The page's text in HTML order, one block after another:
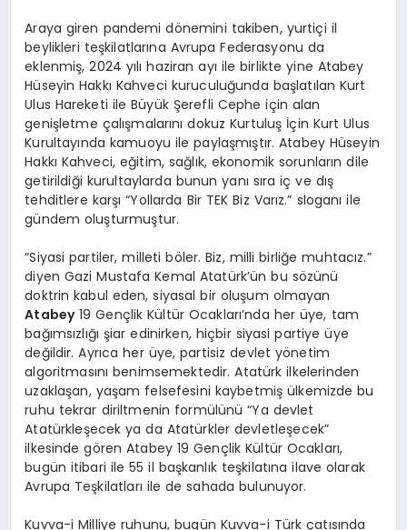
Araya giren pandemi dönemini takiben, yurtiçi il
beylikleri teşkilatlarına Avrupa Federasyonu da
eklenmiş, 2024 yılı haziran ayı ile birlikte yine Atabey
Hüseyin Hakkı Kahveci kuruculuğunda başlatılan Kurt
Ulus Hareketi ile Büyük Şerefli Cephe için alan
genişletme çalışmalarını dokuz Kurtuluş İçin Kurt Ulus
Kurultayında kamuoyu ile paylaşmıştır. Atabey Hüseyin
Hakkı Kahveci, eğitim, sağlık, ekonomik sorunların dile
getirildiği kurultaylarda bunun yanı sıra iç ve dış
tehditlere karşı “Yollarda Bir TEK Biz Varız.” sloganı ile
gündem oluşturmuştur.
“Siyasi partiler, milleti böler. Biz, milli birliğe muhtacız.”
diyen Gazi Mustafa Kemal Atatürk’ün bu sözünü
doktrin kabul eden, siyasal bir oluşum olmayan
Atabey19 Gençlik Kültür Ocakları’nda her üye, tam
bağımsızlığı şiar edinirken, hiçbir siyasi partiye üye
değildir. Ayrıca her üye, partisiz devlet yönetim
algoritmasını benimsemektedir. Atatürk ilkelerinden
uzaklaşan, yaşam felsefesini kaybetmiş ülkemizde bu
ruhu tekrar diriltmenin formülünü “Ya devlet
Atatürkleşecek ya da Atatürkler devletleşecek”
ilkesinde gören Atabey 19 Gençlik Kültür Ocakları,
bugün itibari ile 55 il başkanlık teşkilatına ilave olarak
Avrupa Teşkilatları ile de sahada bulunuyor.
Kuvva-i Milliye ruhunu, bugün Kuvva-i Türk çatısında